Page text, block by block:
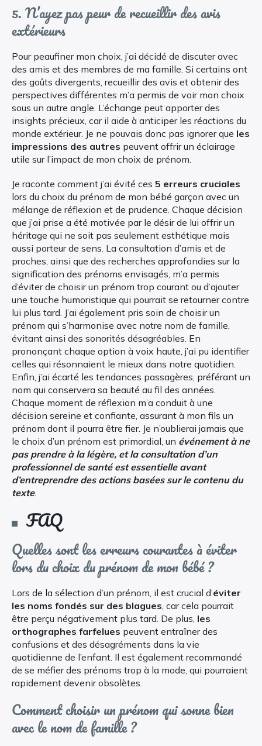
5. N’ayez pas peur de recueillir des avis
extérieurs
Pour peaufiner mon choix, j’ai décidé de discuter avec
des amis et des membres de ma famille. Si certains ont
des goûts divergents, recueillir des avis et obtenir des
perspectives différentes m’a permis de voir mon choix
sous un autre angle. L’échange peut apporter des
insights précieux, car il aide à anticiper les réactions du
monde extérieur. Je ne pouvais donc pas ignorer que les
impressions des autres peuvent offrir un éclairage
utile sur l’impact de mon choix de prénom.
Je raconte comment j’ai évité ces 5 erreurs cruciales
lors du choix du prénom de mon bébé garçon avec un
mélange de réflexion et de prudence. Chaque décision
que j’ai prise a été motivée par le désir de lui offrir un
héritage qui ne soit pas seulement esthétique mais
aussi porteur de sens. La consultation d’amis et de
proches, ainsi que des recherches approfondies sur la
signification des prénoms envisagés, m’a permis
d’éviter de choisir un prénom trop courant ou d’ajouter
une touche humoristique qui pourrait se retourner contre
lui plus tard. J’ai également pris soin de choisir un
prénom qui s’harmonise avec notre nom de famille,
évitant ainsi des sonorités désagréables. En
prononçant chaque option à voix haute, j’ai pu identifier
celles qui résonnaient le mieux dans notre quotidien.
Enfin, j’ai écarté les tendances passagères, préférant un
nom qui conservera sa beauté au fil des années.
Chaque moment de réflexion m’a conduit à une
décision sereine et confiante, assurant à mon fils un
prénom dont il pourra être fier. Je n’oublierai jamais que
le choix d’un prénom est primordial, un événement à ne
pas prendre à la légère, et la consultation d’un
professionnel de santé est essentielle avant
d’entreprendre des actions basées sur le contenu du
texte.
FAQ
Quelles sont les erreurs courantes à éviter
lors du choix du prénom de mon bébé ?
Lors de la sélection d’un prénom, il est crucial d’éviter
les noms fondés sur des blagues , car cela pourrait
être perçu négativement plus tard. De plus, les
orthographes farfelues peuvent entraîner des
confusions et des désagréments dans la vie
quotidienne de l’enfant. Il est également recommandé
de se méfier des prénoms trop à la mode, qui pourraient
rapidement devenir obsolètes.
Comment choisir un prénom qui sonne bien
avec le nom de famille ?